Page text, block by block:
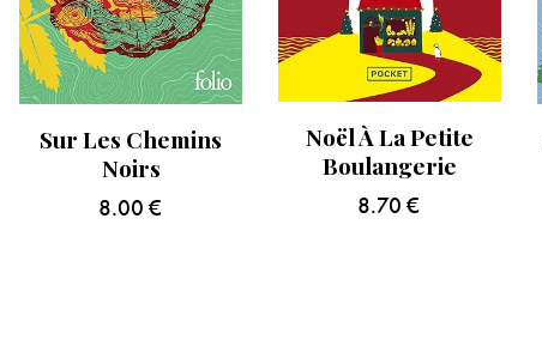
Sur Les Chemins
Noirs
8.00 €
Noël À La Petite
Boulangerie
8.70 €